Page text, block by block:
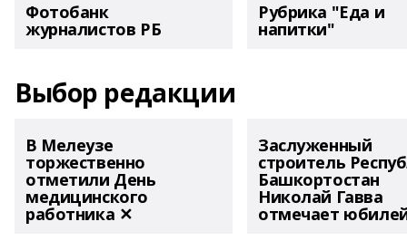
Фотобанк
журналистов РБ
Рубрика "Еда и
напитки"
Выбор редакции
В Мелеузе
торжественно
отметили День
медицинского
работника ✕
Заслуженный
строитель
Башкортостан
Николай Гавва
отмечает